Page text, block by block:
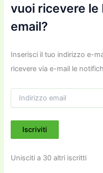
vuoi ricevere le
email?
Inserisci il tuo indirizzo e-
ricevere via e-mail le
i
i
z
Iscriviti
Unisciti a 30 altri iscritti